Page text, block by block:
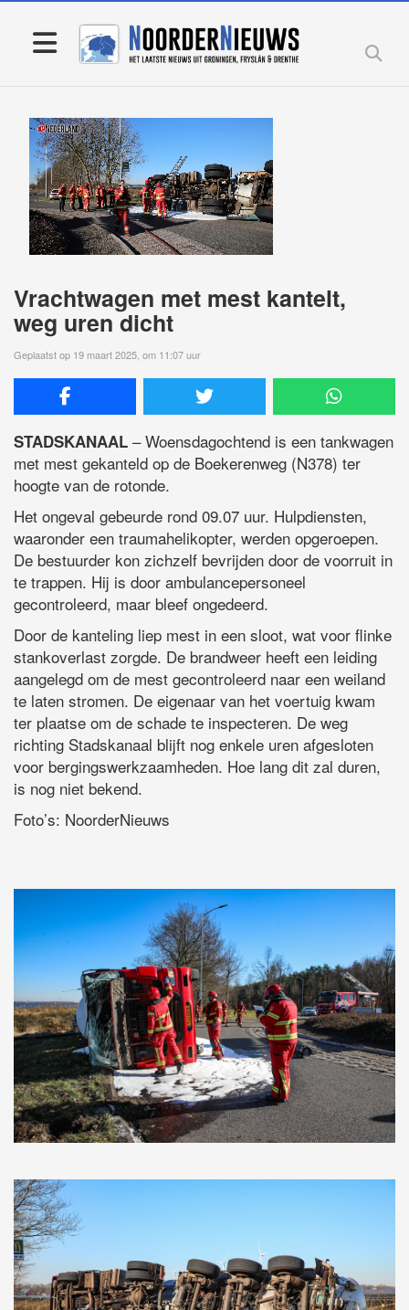
Vrachtwagen met mest kantelt,
weg uren dicht
Geplaatst op 19 maart 2025, om 11:07 uur
STADSKANAAL – Woensdagochtend is een tankwagen
met mest gekanteld op de Boekerenweg (N378) ter
hoogte van de rotonde.
Het ongeval gebeurde rond 09.07 uur. Hulpdiensten,
waaronder een traumahelikopter, werden opgeroepen.
De bestuurder kon zichzelf bevrijden door de voorruit in
te trappen. Hij is door ambulancepersoneel
gecontroleerd, maar bleef ongedeerd.
Door de kanteling liep mest in een sloot, wat voor flinke
stankoverlast zorgde. De brandweer heeft een leiding
aangelegd om de mest gecontroleerd naar een weiland
te laten stromen. De eigenaar van het voertuig kwam
ter plaatse om de schade te inspecteren. De weg
richting Stadskanaal blijft nog enkele uren afgesloten
voor bergingswerkzaamheden. Hoe lang dit zal duren,
is nog niet bekend.
Foto’s: NoorderNieuws